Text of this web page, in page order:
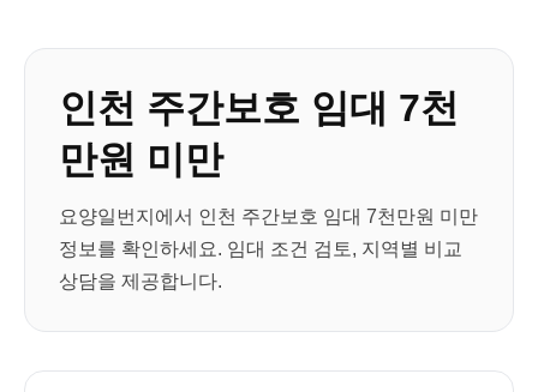
인천 주간보호 임대 7천
만원 미만
요양일번지에서 인천 주간보호 임대 7천만원 미만
정보를 확인하세요. 임대 조건 검토, 지역별 비교
상담을 제공합니다.